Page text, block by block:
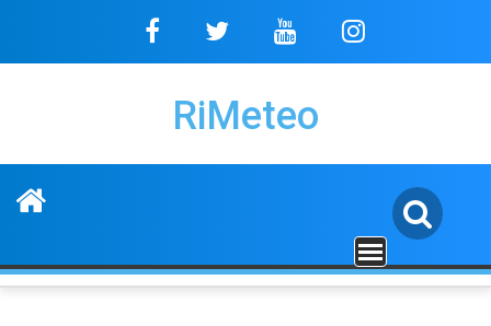
content
RiMeteo